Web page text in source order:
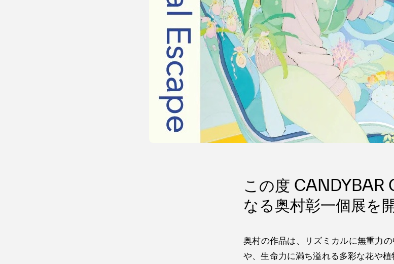
この度 CANDYBAR
なる奥村彰一個展を
奥村の作品は、リズミカルに無重力
や、生命力に満ち溢れる多彩な花や植